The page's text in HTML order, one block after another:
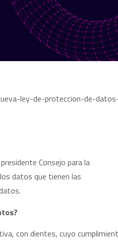
Consejo para la
datos que tienen las
con dientes, cuyo